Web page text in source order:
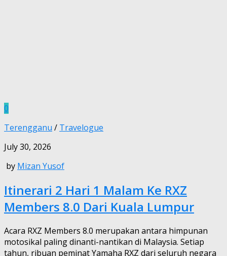
0
Terengganu / Travelogue
July 30, 2026
by Mizan Yusof
Itinerari 2 Hari 1 Malam Ke RXZ
Members 8.0 Dari Kuala Lumpur
Acara RXZ Members 8.0 merupakan antara himpunan
motosikal paling dinanti-nantikan di Malaysia. Setiap
tahun, ribuan peminat Yamaha RXZ dari seluruh negara